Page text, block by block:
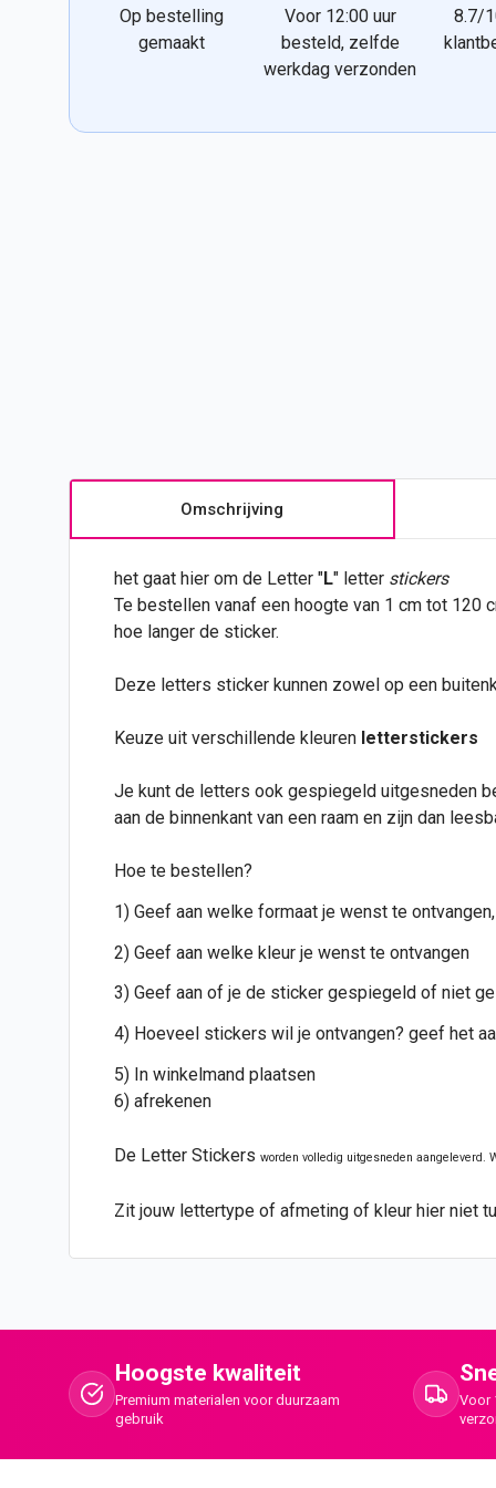
Op bestelling
gemaakt
Voor 12:00 uur
besteld, zelfde
werkdag verzonden
8.7/
Omschrijving
het gaat hier om de Letter "L" letter stickers
Te bestellen vanaf een hoogte van 1 cm tot 120
hoe langer de sticker.
Deze letters sticker kunnen zowel op een
Keuze uit verschillende kleuren letterstickers
Je kunt de letters ook gespiegeld uitgesneden
aan de binnenkant van een raam en zijn dan
Hoe te bestellen?
1) Geef aan welke formaat je wenst te
2) Geef aan welke kleur je wenst te ontvangen
3) Geef aan of je de sticker gespiegeld of niet
4) Hoeveel stickers wil je ontvangen? geef het
5) In winkelmand plaatsen
6) afrekenen
De Letter Stickers worden volledig uitgesneden aangeleverd.
Zit jouw lettertype of afmeting of kleur hier niet
Hoogste kwaliteit
Premium materialen voor duurzaam
gebruik
Voor